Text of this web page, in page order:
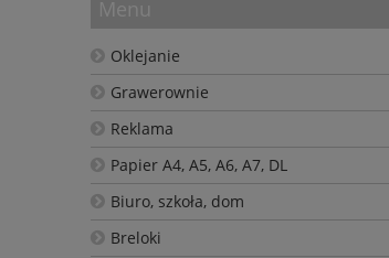
Menu
Oklejanie
Grawerownie
Reklama
Papier A4, A5, A6, A7, DL
Biuro, szkoła, dom
Breloki